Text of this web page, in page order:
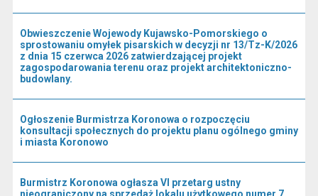
Obwieszczenie Wojewody Kujawsko-Pomorskiego o
sprostowaniu omyłek pisarskich w decyzji nr 13/Tz-K/2026
z dnia 15 czerwca 2026 zatwierdzającej projekt
zagospodarowania terenu oraz projekt architektoniczno-
budowlany.
Ogłoszenie Burmistrza Koronowa o rozpoczęciu
konsultacji społecznych do projektu planu ogólnego gminy
i miasta Koronowo
Burmistrz Koronowa ogłasza VI przetarg ustny